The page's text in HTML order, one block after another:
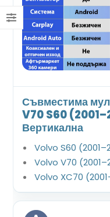
Съвместима
V70 S60
Вертикална
Volvo S60
Volvo V70
Volvo XC70